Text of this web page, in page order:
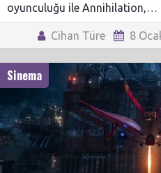
oyunculuğu ile Annihilation,…
Cihan Türe 8
Sinema